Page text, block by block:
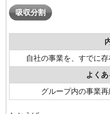
吸収分割
自社の事業を、すでに
よく
グループ内の事業